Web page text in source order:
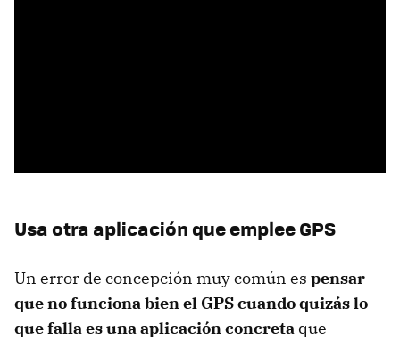
Usa otra aplicación que emplee GPS
Un error de concepción muy común es pensar
que no funciona bien el GPS cuando quizás lo
que falla es una aplicación concreta que